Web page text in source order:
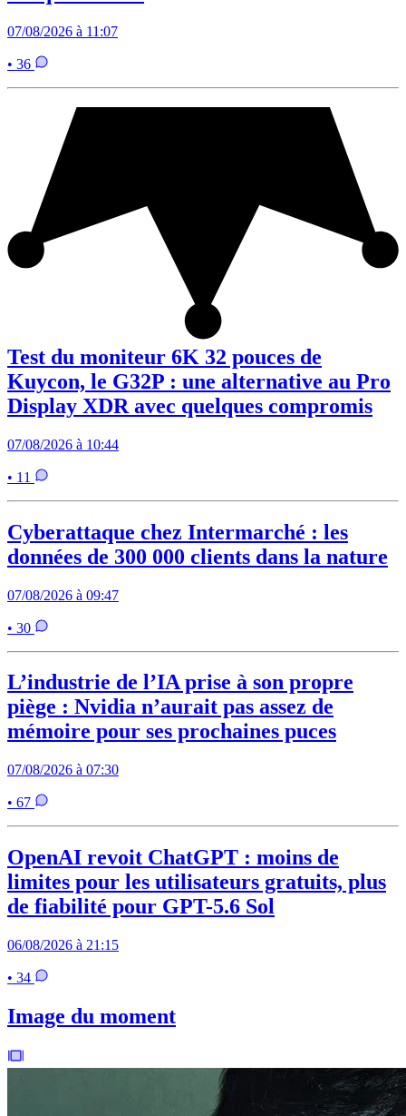
07/08/2026 à 11:07
• 36
Test du moniteur 6K 32 pouces de
Kuycon, le G32P : une alternative au Pro
Display XDR avec quelques compromis
07/08/2026 à 10:44
• 11
Cyberattaque chez Intermarché : les
données de 300 000 clients dans la nature
07/08/2026 à 09:47
• 30
L’industrie de l’IA prise à son propre
piège : Nvidia n’aurait pas assez de
mémoire pour ses prochaines puces
07/08/2026 à 07:30
• 67
OpenAI revoit ChatGPT : moins de
limites pour les utilisateurs gratuits, plus
de fiabilité pour GPT-5.6 Sol
06/08/2026 à 21:15
• 34
Image du moment